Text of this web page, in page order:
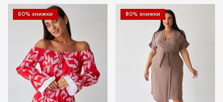
60% знижки 80% знижки